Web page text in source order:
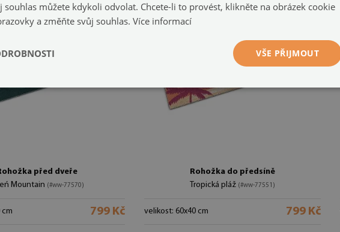
před dveře
Mountain (#ww-77570)
cm 799 Kč
Rohožka do předsíně
Tropická pláž (#ww-77551)
velikost: 60x40 cm 799 Kč
souhlas můžete kdykoli odvolat. Chcete-li to provést, klikněte na obrázek cookie
a změňte svůj souhlas. Více informací
VŠE PŘIJMOUT